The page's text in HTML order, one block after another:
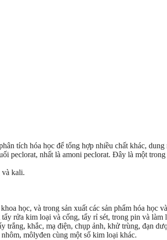
tích hóa học để tổng hợp nhiều chất khác,
peclorat, nhất là amoni peclorat. Đây là một
và kali.
học, và trong sản xuất các sản phẩm hóa học
rửa kim loại và cống, tẩy rỉ sét, trong pin và làm
khắc, mạ điện, chụp ảnh, khử trùng, đạn
môlyđen cùng một số kim loại khác.